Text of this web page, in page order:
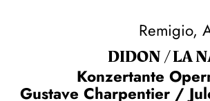
Remigio,
DIDON / LA
Konzertante
Gustave Charpentier /